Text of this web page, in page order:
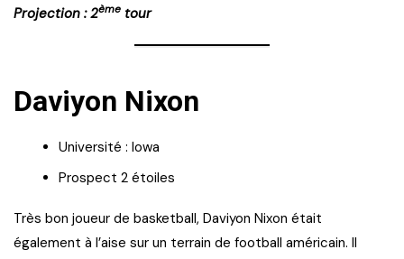
Projection : 2ème tour
Daviyon Nixon
Université : Iowa
Prospect 2 étoiles
Très bon joueur de basketball, Daviyon Nixon était
également à l’aise sur un terrain de football américain. Il